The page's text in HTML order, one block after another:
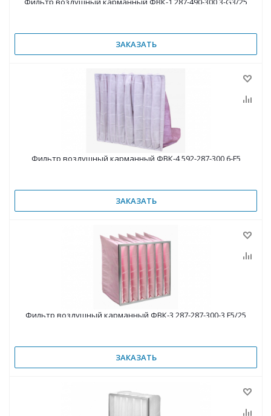
ЗАКАЗАТЬ
Фильтр воздушный карманный ФВК-4 592-287-300 6-F5
ЗАКАЗАТЬ
Фильтр воздушный карманный ФВК-3 287-287-300-3 F5/25
ЗАКАЗАТЬ